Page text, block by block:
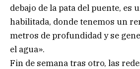
debajo de la pata del puente, es
habilitada, donde tenemos un
metros de profundidad y se
el agua».
Fin de semana tras otro, las